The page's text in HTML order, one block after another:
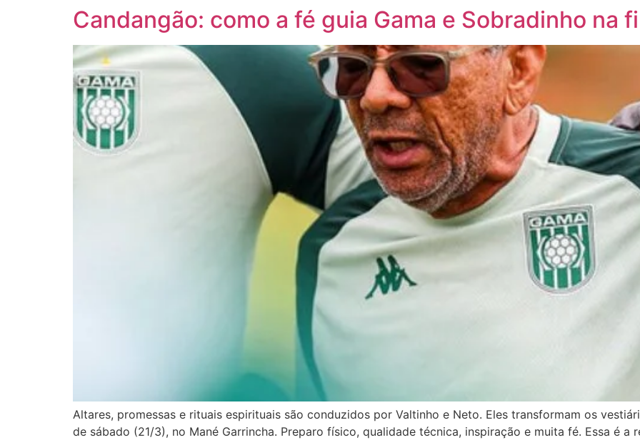
Candangão: como a fé guia Gama e Sobradinho na
Altares, promessas e rituais espirituais são conduzidos por Valtinho e Neto. Eles transformam os
de sábado (21/3), no Mané Garrincha. Preparo físico, qualidade técnica, inspiração e muita fé. Essa é a